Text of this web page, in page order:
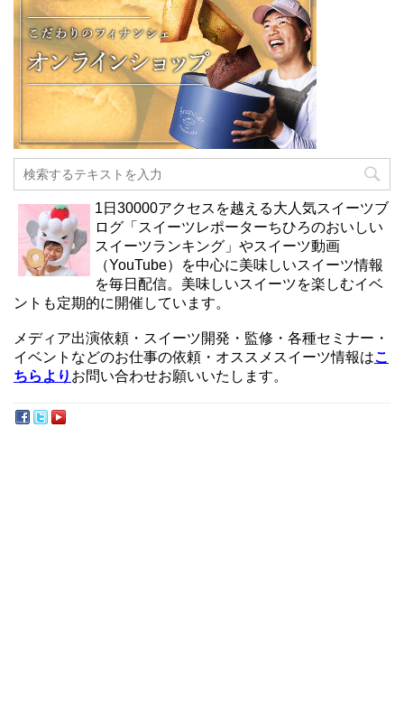
1日30000アクセスを越える大人気スイーツブ
ログ「スイーツレポーターちひろのおいしい
スイーツランキング」やスイーツ動画
（YouTube）を中心に美味しいスイーツ情報
を毎日配信。美味しいスイーツを楽しむイベ
ントも定期的に開催しています。
メディア出演依頼・スイーツ開発・監修・各種セミナー・
イベントなどのお仕事の依頼・オススメスイーツ情報はこ
ちらより お問い合わせお願いいたします。